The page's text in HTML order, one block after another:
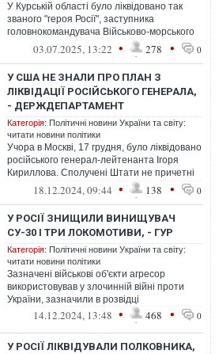
У Курській області було ліквідовано так
званого "героя Росії", заступника
головнокомандувача Військово-морського
флоту (ВМС) Михайла Гудкова.
03.07.2025, 13:22 • 278 • 0
У США НЕ ЗНАЛИ ПРО ПЛАН З
ЛІКВІДАЦІЇ РОСІЙСЬКОГО ГЕНЕРАЛА,
- ДЕРЖДЕПАРТАМЕНТ
Категорія: Політичні новини України та світу:
читати новини політики
Учора в Москві, 17 грудня, було ліквідовано
російського генерал-лейтенанта Ігоря
Кириллова. Сполучені Штати не причетні
до цього вбивства.
18.12.2024, 09:44 • 138 • 0
У РОСІЇ ЗНИЩИЛИ ВИНИЩУВАЧ
СУ-30 І ТРИ ЛОКОМОТИВИ, - ГУР
Категорія: Політичні новини України та світу:
читати новини політики
Зазначені військові об'єкти агресор
використовував у злочинній війні проти
України, зазначили в розвідці
14.12.2024, 13:48 • 468 • 0
У РОСІЇ ЛІКВІДУВАЛИ ПОЛКОВНИКА,